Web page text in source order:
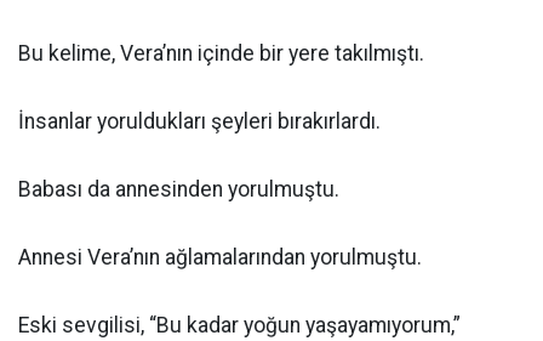
Bu kelime, Vera’nın içinde bir yere takılmıştı.
İnsanlar yoruldukları şeyleri bırakırlardı.
Babası da annesinden yorulmuştu.
Annesi Vera’nın ağlamalarından yorulmuştu.
Eski sevgilisi, “Bu kadar yoğun yaşayamıyorum,”